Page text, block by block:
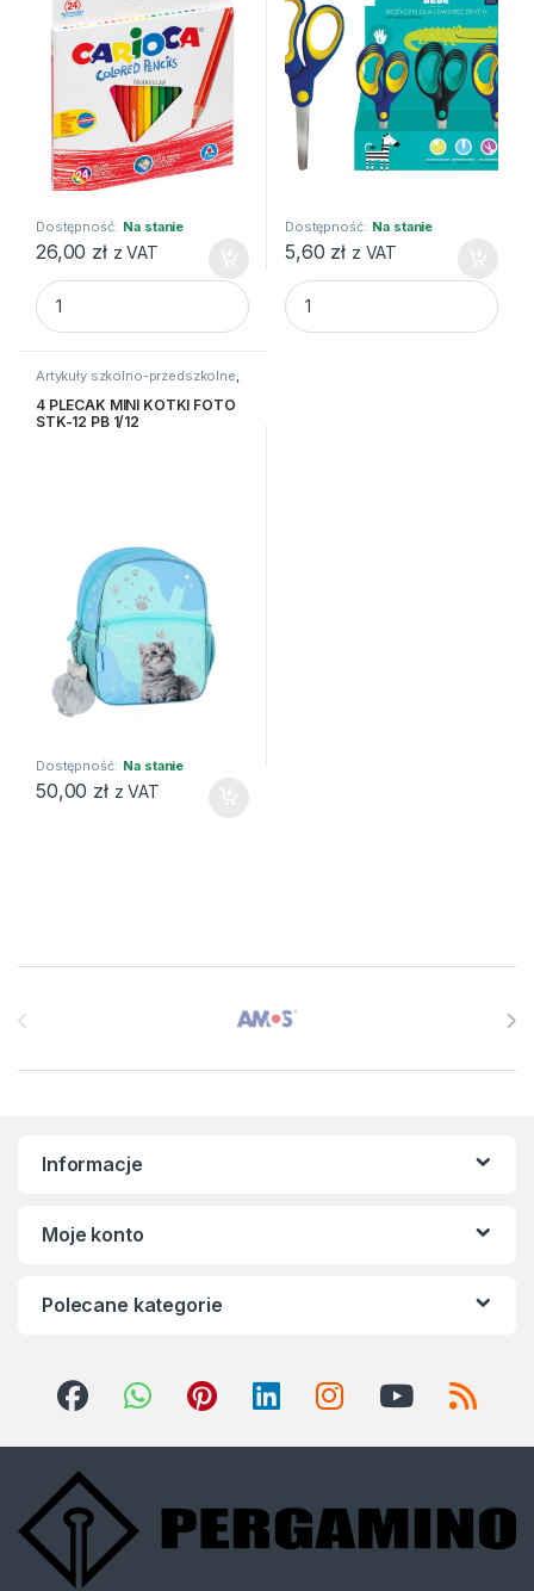
Dostępność: Na stanie
26,00 zł z VAT
Kredki ołówkowe trójkątne Carioca 24 kolory quantity
Dostępność: Na stanie
5,60 zł z VAT
BBI Nożyczki szkol.dla
Artykuły szkolno-przedszkolne,
4 PLECAK MINI KOTKI FOTO
STK-12 PB 1/12
Dostępność: Na stanie
50,00 zł z VAT
Informacje
Moje konto
Polecane kategorie